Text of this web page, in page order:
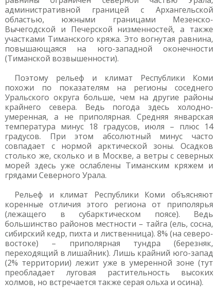
административной границей с Архангельской
областью, южными границами Мезенско-
Вычегодской и Печерской низменностей, а также
участками Тиманского кряжа. Это вогнутая равнина,
повышающаяся на юго-западной оконечности
(Тиманской возвышенности).
Поэтому рельеф и климат Республики Коми
похожи по показателям на регионы соседнего
Уральского округа больше, чем на другие районы
крайнего севера. Ведь погода здесь холодно-
умеренная, а не приполярная. Средняя январская
температура минус 18 градусов, июля – плюс 14
градусов. При этом абсолютный минус часто
совпадает с нормой арктической зоны. Осадков
столько же, сколько и в Москве, а ветры с северных
морей здесь уже ослаблены Тиманским кряжем и
грядами Северного Урала.
Рельеф и климат Республики Коми объясняют
коренные отличия этого региона от приполярья
(лежащего в субарктическом поясе). Ведь
большинство районов местности – тайга (ель, сосна,
сибирский кедр, пихта и лиственница). 8% (на северо-
востоке) – приполярная тундра (березняк,
переходящий в лишайник). Лишь крайний юго-запад
(2% территории) лежит уже в умеренной зоне (тут
преобладает луговая растительность высоких
холмов, но встречается также серая ольха и осина).